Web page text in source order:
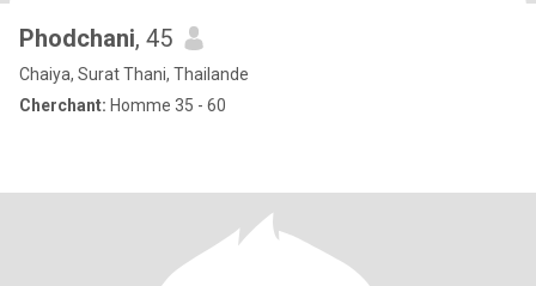
Phodchani, 45
Chaiya, Surat Thani, Thailande
Cherchant: Homme 35 - 60